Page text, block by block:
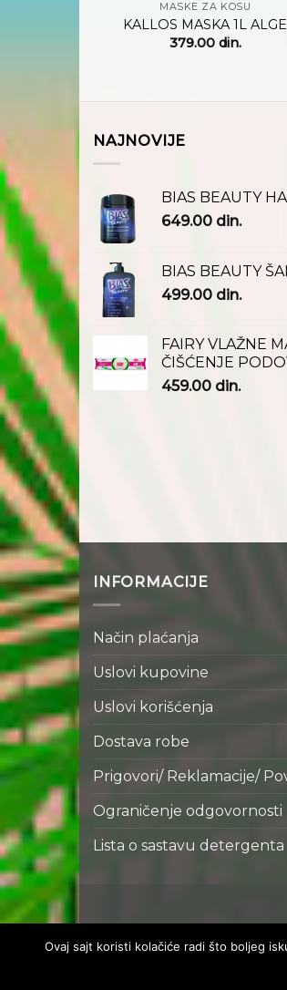
MASKE ZA KOSU
KALLOS MASKA 1L ALGE
379.00 din.
NAJNOVIJE
BIAS BEAUTY
649.00 din.
BIAS BEAUTY
499.00 din.
FAIRY VLAŽNE
ČIŠĆENJE
459.00 din.
INFORMACIJE
Način plaćanja
Uslovi kupovine
Uslovi korišćenja
Dostava robe
Prigovori/ Reklamacije/
Ograničenje odgovornosti
Lista o sastavu detergenta
Ovaj sajt koristi kolačiće radi što boljeg